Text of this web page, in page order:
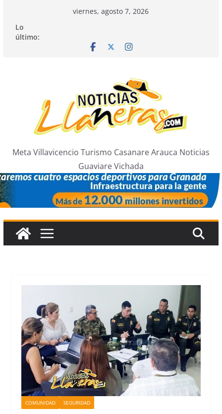
contenido
viernes, agosto 7, 2026
Lo
último:
Meta Villavicencio Turismo Casanare Arauca Noticias
Guaviare Vichada
COMUNIDAD SEGURIDAD